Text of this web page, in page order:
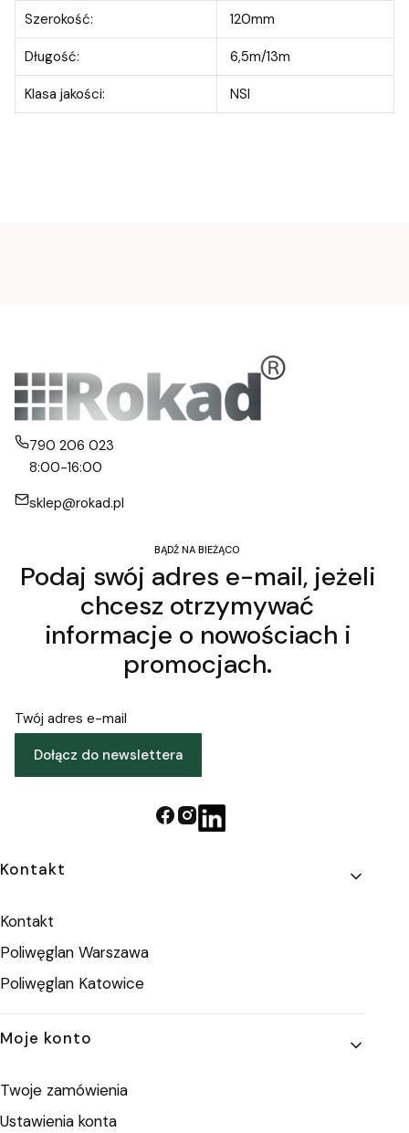
Szerokość: 120mm
Długość: 6,5m/13m
Klasa jakości: NSI
790 206 023
8:00-16:00
sklep@rokad.pl
BĄDŹ NA BIEŻĄCO
Podaj swój adres e-mail, jeżeli
chcesz otrzymywać
informacje o nowościach i
promocjach.
Twój adres e-mail
Dołącz do newslettera
Linki w stopce
Kontakt
Kontakt
Poliwęglan Warszawa
Poliwęglan Katowice
Moje konto
Twoje zamówienia
Ustawienia konta